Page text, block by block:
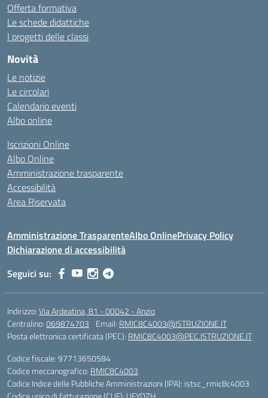
Offerta formativa
Le schede didattiche
I progetti delle classi
Novità
Le notizie
Le circolari
Calendario eventi
Albo online
Iscrizioni Online
Albo Online
Amministrazione trasparente
Accessibilità
Area Riservata
Amministrazione TrasparenteAlbo OnlinePrivacy Policy
Dichiarazione di accessibilità
Seguici su:
Indirizzo:Via Ardeatina, 81 - 00042 - Anzio
Centralino:069874703 Email: RMIC8C4003@ISTRUZIONE.IT
Posta elettronica certificata (PEC): RMIC8C4003@PEC.ISTRUZIONE.IT
Codice fiscale: 97713650584
Codice meccanografico: RMIC8C4003
Codice Indice delle Pubbliche Amministrazioni (IPA): istsc_rmic8c4003